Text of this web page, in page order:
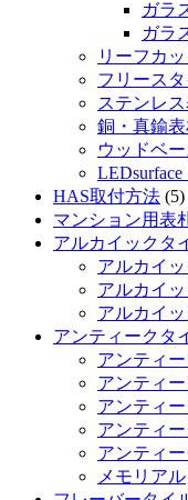
ガラ
ガラ
リーフカッ
フリース
ステンレ
銅・真鍮
ウッドベ
HAS取付方法 (5)
マンション用表
アルカイックタ
アルカイ
アルカイ
アルカイ
アンティークタ
アンティ
アンティ
アンティ
アンティ
アンティ
メモリアル